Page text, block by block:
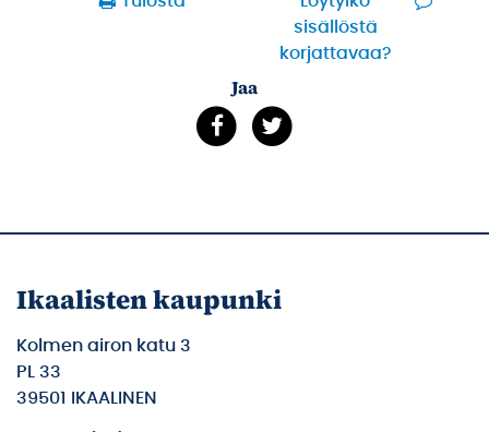
sisällöstä
korjattavaa?
Jaa
Ikaalisten kaupunki
Kolmen airon katu 3
PL 33
39501 IKAALINEN